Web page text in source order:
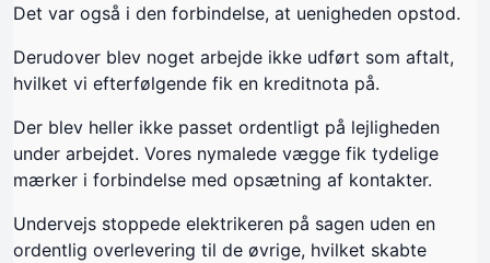
Det var også i den forbindelse, at uenigheden opstod.
Derudover blev noget arbejde ikke udført som aftalt,
hvilket vi efterfølgende fik en kreditnota på.
Der blev heller ikke passet ordentligt på lejligheden
under arbejdet. Vores nymalede vægge fik tydelige
mærker i forbindelse med opsætning af kontakter.
Undervejs stoppede elektrikeren på sagen uden en
ordentlig overlevering til de øvrige, hvilket skabte